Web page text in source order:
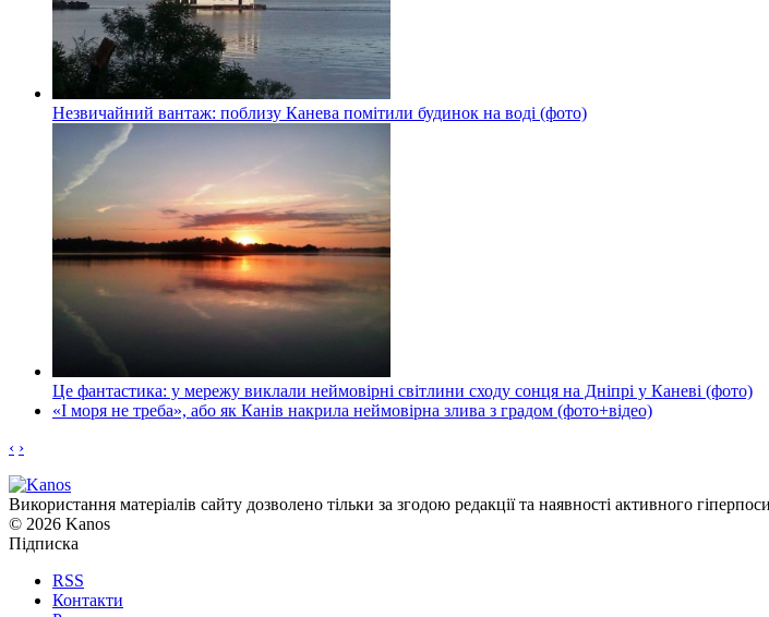
Незвичайний вантаж: поблизу Канева помітили будинок на воді (фото)
Це фантастика: у мережу виклали неймовірні світлини сходу сонця на Дніпрі у Каневі (фото)
«І моря не треба», або як Канів накрила неймовірна злива з градом (фото+відео)
‹ ›
Використання матеріалів сайту дозволено тільки за згодою редакції та наявності активного
© 2026 Kanos
Підписка
RSS
Контакти